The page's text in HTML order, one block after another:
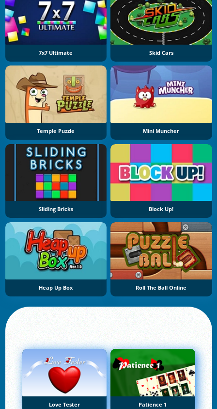
7x7 Ultimate Skid Cars
Temple Puzzle Mini Muncher
Sliding Bricks Block Up!
Heap Up Box Roll The Ball Online
Love Tester Patience 1